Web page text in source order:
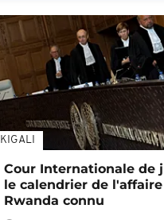
KIGALI
Cour Internationale de
le calendrier de l'affaire
Rwanda connu